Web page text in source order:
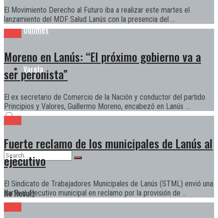
Quilmes
Varela
No Result
El Movimiento Derecho al Futuro iba a realizar este martes el
lanzamiento del MDF Salud Lanús con la presencia del ...
Moreno en Lanús: “El próximo gobierno va a
ser peronista”
El ex secretario de Comercio de la Nación y conductor del partido
Principios y Valores, Guillermo Moreno, encabezó en Lanús ...
Fuerte reclamo de los municipales de Lanús al
ejecutivo
El Sindicato de Trabajadores Municipales de Lanús (STML) envió una
carta al ejecutivo municipal en reclamo por la provisión de ...